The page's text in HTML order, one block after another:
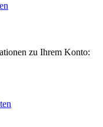
zu Ihrem Konto: